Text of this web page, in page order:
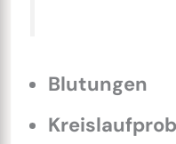
Blutungen